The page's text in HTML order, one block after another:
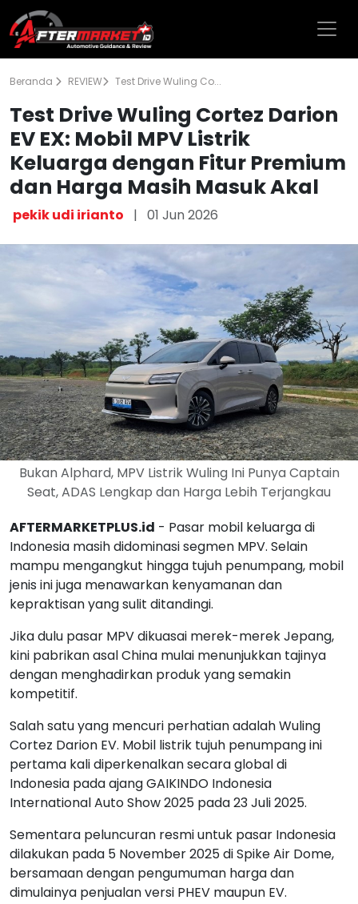
Beranda REVIEW Test Drive Wuling Co...
Test Drive Wuling Cortez Darion
EV EX: Mobil MPV Listrik
Keluarga dengan Fitur Premium
dan Harga Masih Masuk Akal
pekik udi irianto | 01 Jun 2026
Bukan Alphard, MPV Listrik Wuling Ini Punya Captain
Seat, ADAS Lengkap dan Harga Lebih Terjangkau
AFTERMARKETPLUS.id - Pasar mobil keluarga di
Indonesia masih didominasi segmen MPV. Selain
mampu mengangkut hingga tujuh penumpang, mobil
jenis ini juga menawarkan kenyamanan dan
kepraktisan yang sulit ditandingi.
Jika dulu pasar MPV dikuasai merek-merek Jepang,
kini pabrikan asal China mulai menunjukkan tajinya
dengan menghadirkan produk yang semakin
kompetitif.
Salah satu yang mencuri perhatian adalah Wuling
Cortez Darion EV. Mobil listrik tujuh penumpang ini
pertama kali diperkenalkan secara global di
Indonesia pada ajang GAIKINDO Indonesia
International Auto Show 2025 pada 23 Juli 2025.
Sementara peluncuran resmi untuk pasar Indonesia
dilakukan pada 5 November 2025 di Spike Air Dome,
bersamaan dengan pengumuman harga dan
dimulainya penjualan versi PHEV maupun EV.